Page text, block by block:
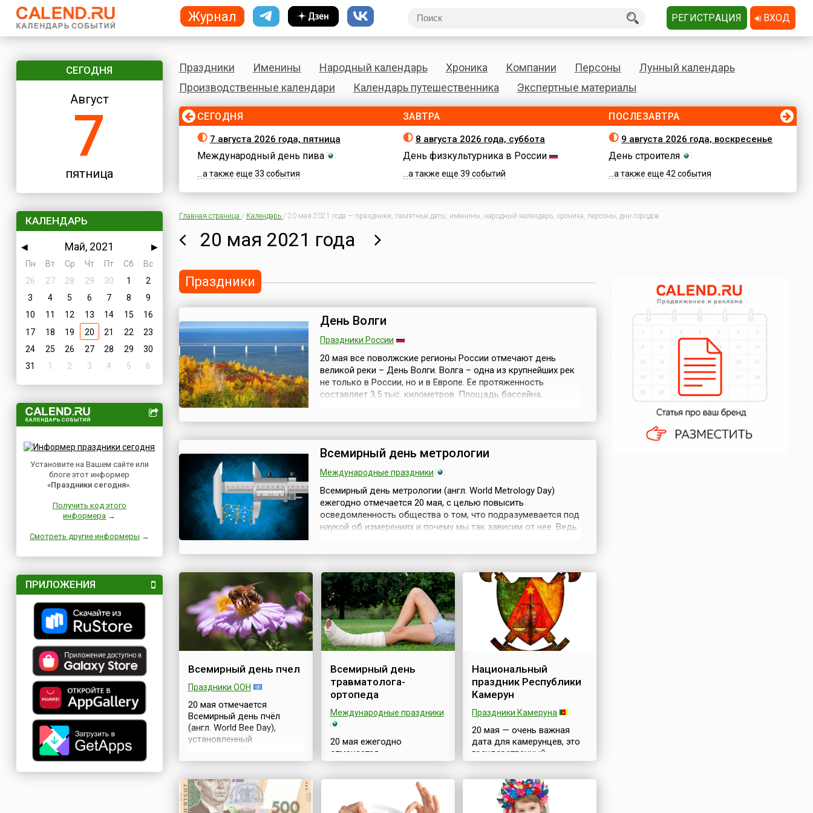
СЕГОДНЯ
Август
7
пятница
КАЛЕНДАРЬ
◀ Май, 2021
▶
Пн
Вт Ср Чт Пт Сб
Вс
26
27 28 29 30 1
2
3
4 5 6 7 8
9
10
11 12 13 14 15
16
17
18 19 20 21 22
23
24
25 26 27 28 29
30
31
1 2 3 4 5 6
Установите на Вашем сайте или
блоге этот информер
«Праздники сегодня».
Получить код этого
информера →
Смотреть другие информеры →
ПРИЛОЖЕНИЯ
Праздники Именины Народный календарь Хроника Компании Персоны
Лунный календарь
Производственные календари
Календарь путешественника Экспертные материалы
СЕГОДНЯ
7 августа 2026 года, пятница
Международный день пива
...а также еще 33 события
ЗАВТРА
8 августа 2026 года, суббота
День физкультурника в России
...а также еще 39 событий
ПОСЛЕЗАВТРА
9 августа 2026 года, воскресенье
День строителя
...а также еще 42 события
Главная страница / Календарь / 20 мая 2021 года — праздники, памятные даты, именины, народный календарь, хроника, персоны, дни городов
20 мая 2021 года
Праздники
День Волги
Праздники России
20 мая все поволжские регионы России отмечают день
великой реки – День Волги. Волга – одна из крупнейших рек
не только в России, но и в Европе. Ее протяженность
составляет 3,5 тыс. километров. Площадь бассейна,
предприятий страны. В районе бас...
Всемирный день метрологии
Международные праздники
Всемирный день метрологии (англ. World Metrology Day)
ежегодно отмечается 20 мая, с целью повысить
осведомленность общества о том, что подразумевается под
наукой об измерениях и почему мы так зависим от нее. Ведь
таблетку, переходя мост ил...
Всемирный день пчел
Праздники ООН
20 мая отмечается
Всемирный день пчёл
(англ. World Bee Day),
установленный
Ассамблеи ООН
2017 года. Этому
предшествовала целая
череда событий: принятие
Всемирный день
травматолога-
ортопеда
Международные праздники
20 мая ежегодно
отмечается
профессиональный
ортопеда. Это
профессиональный
Национальный
праздник Республики
Камерун
Праздники Камеруна
20 мая — очень важная
дата для камерунцев, это
государственный
праздник единства и
Национальный праздник
Республики Камерун (фр.
Fête nationale du
Журнал РЕГИСТРАЦИЯ ВХОД